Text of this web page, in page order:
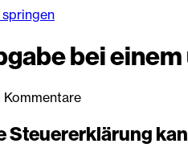
springen
bei
Kommentare
Steuererklärung